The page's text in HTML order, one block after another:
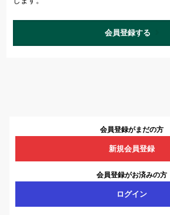
会員登録する
会員登録がまだの方
新規会員登録
会員登録がお済みの方
ログイン